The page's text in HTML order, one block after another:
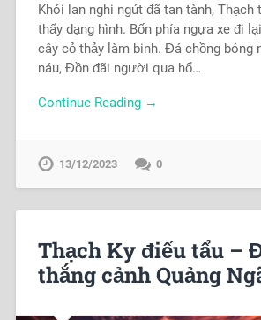
Khói lan nghi ngút đã tan tành, Thạch
thấy dạng hình. Bốn phía ngựa xe đi
cây cỏ thảy làm binh. Đá chồng bóng
náu, Đồn đãi người qua hổ…
Continue Reading →
13/12/2023 0
Thạch Ky điếu tẩu –
thắng cảnh Quảng